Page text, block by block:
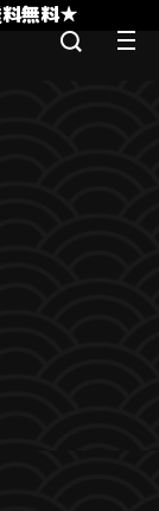
料無料★